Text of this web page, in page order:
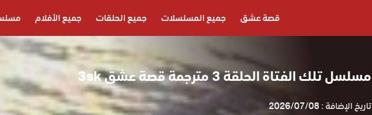
قصة عشق جميع المسلسلات جميع الحلقات جميع الأفلام
مسلسل تلك الفتاة الحلقة 3 مترجمة قصة عشق 3sk
تاريخ الإضافة :2026/07/08